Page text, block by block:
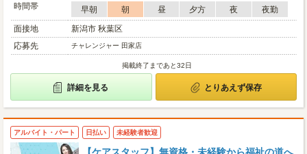
時間帯
早朝 朝 昼 夕方 夜
夜勤
面接地
新潟市 秋葉区
応募先
チャレンジャー 田家店
掲載終了まであと32日
詳細を見る とりあえず保存
アルバイト・パート 日払い 未経験者歓迎